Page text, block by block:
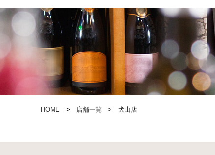
HOME 店舗一覧 犬山店